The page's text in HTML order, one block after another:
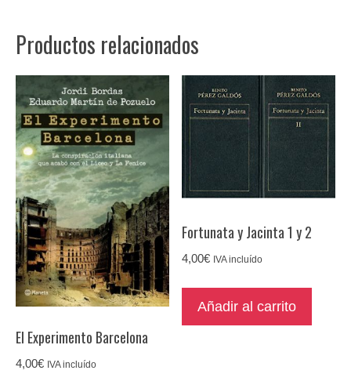
Productos relacionados
El Experimento Barcelona
4,00€ IVA incluído
Fortunata y Jacinta 1 y 2
4,00€ IVA incluído
Añadir al carrito